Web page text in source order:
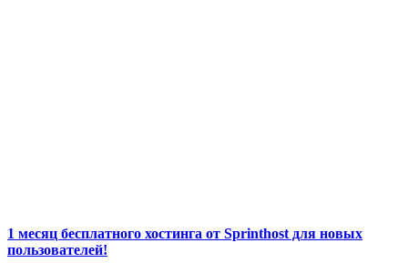
1 месяц бесплатного хостинга от Sprinthost для новых
пользователей!